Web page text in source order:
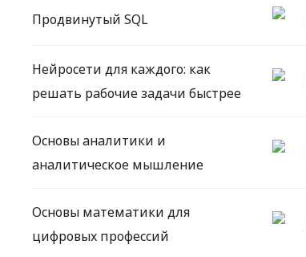
Продвинутый SQL
Нейросети для каждого: как
решать рабочие задачи быстрее
Основы аналитики и
аналитическое мышление
Основы математики для
цифровых профессий